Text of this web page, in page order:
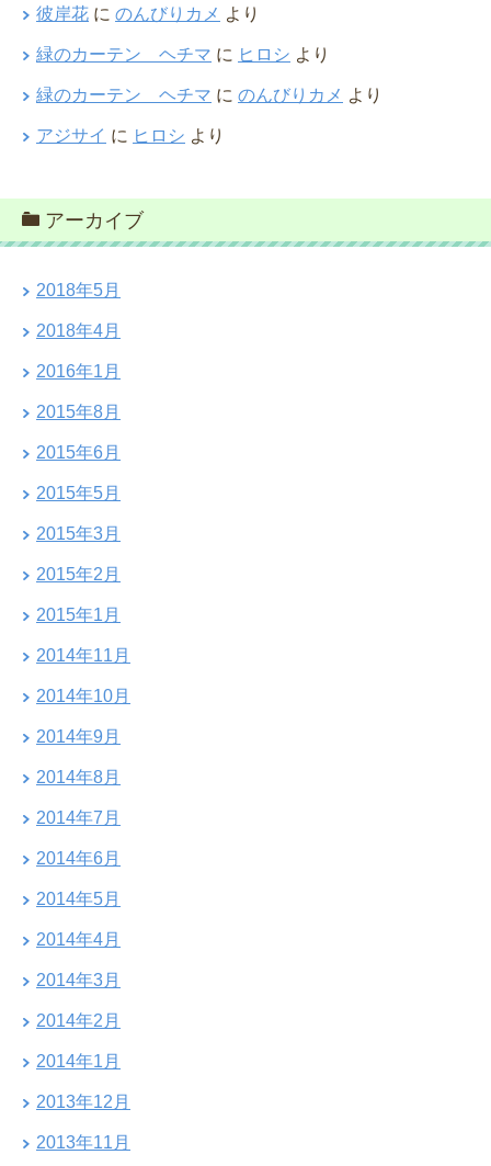
彼岸花 に のんびりカメ より
緑のカーテン ヘチマ に ヒロシ より
緑のカーテン ヘチマ に のんびりカメ より
アジサイ に ヒロシ より
アーカイブ
2018年5月
2018年4月
2016年1月
2015年8月
2015年6月
2015年5月
2015年3月
2015年2月
2015年1月
2014年11月
2014年10月
2014年9月
2014年8月
2014年7月
2014年6月
2014年5月
2014年4月
2014年3月
2014年2月
2014年1月
2013年12月
2013年11月